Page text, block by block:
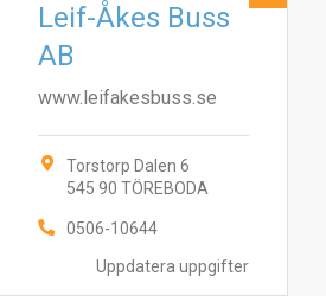
Uppdatera uppgifter
Leif-Åkes Buss
AB
www.leifakesbuss.se
Torstorp Dalen 6
545 90 TÖREBODA
0506-10644